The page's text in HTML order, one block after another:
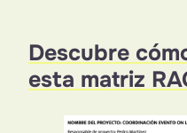
Descubre
esta matriz